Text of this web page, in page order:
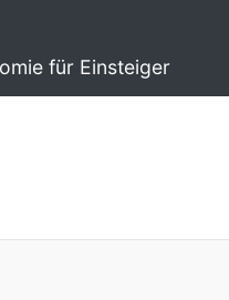
für Einsteiger